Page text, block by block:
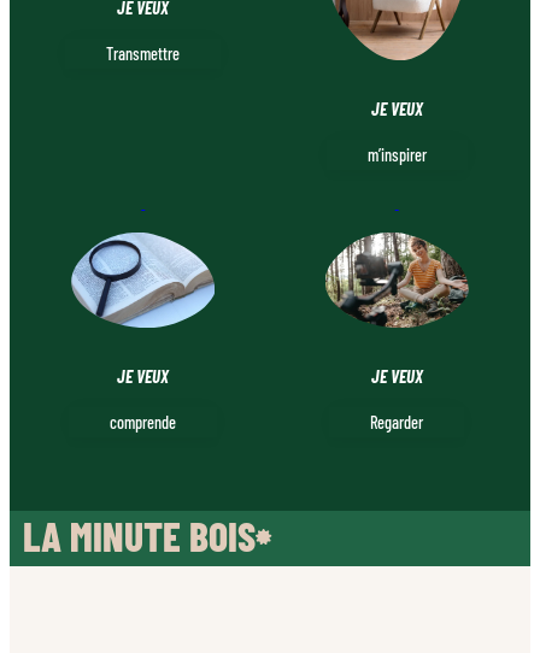
JE VEUX
Transmettre
JE VEUX
m’inspirer
JE VEUX
comprende
JE VEUX
Regarder
LA MINUTE BOIS